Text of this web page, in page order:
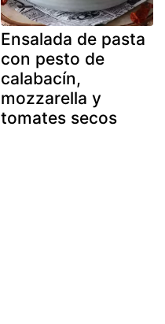
Ensalada de pasta
con pesto de
calabacín,
mozzarella y
tomates secos